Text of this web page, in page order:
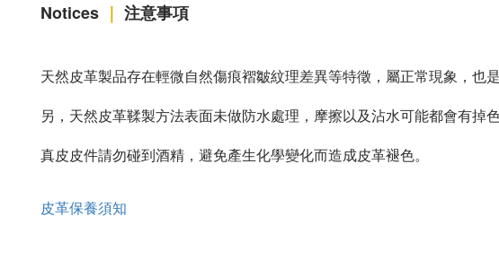
Notices ｜ 注意事項
天然皮革製品存在輕微自然傷痕褶皺紋理差異等特徵，屬正常現象，也
另，天然皮革鞣製方法表面未做防水處理，摩擦以及沾水可能都會有掉
真皮皮件請勿碰到酒精，避免產生化學變化而造成皮革褪色。
皮革保養須知